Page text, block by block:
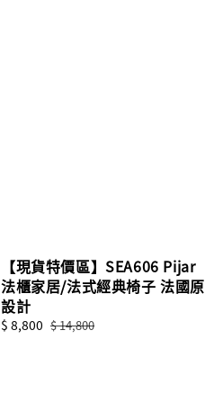
【現貨特價區】SEA606 Pijar
法櫃家居/法式經典椅子 法國原
設計
Sale
$ 8,800 Regular
$ 14,800